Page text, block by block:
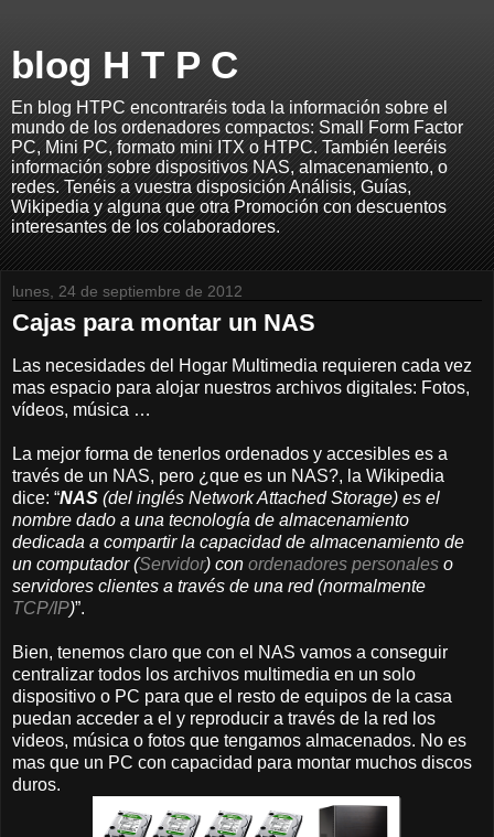
blog H T P C
En blog HTPC encontraréis toda la información sobre el
mundo de los ordenadores compactos: Small Form Factor
PC, Mini PC, formato mini ITX o HTPC. También leeréis
información sobre dispositivos NAS, almacenamiento, o
redes. Tenéis a vuestra disposición Análisis, Guías,
Wikipedia y alguna que otra Promoción con descuentos
interesantes de los colaboradores.
lunes, 24 de septiembre de 2012
Cajas para montar un NAS
Las necesidades del Hogar Multimedia requieren cada vez
mas espacio para alojar nuestros archivos digitales: Fotos,
vídeos, música …
La mejor forma de tenerlos ordenados y accesibles es a
través de un NAS, pero ¿que es un NAS?, la Wikipedia
dice: “NAS (del inglés Network Attached Storage) es el
nombre dado a una tecnología de almacenamiento
dedicada a compartir la capacidad de almacenamiento de
un computador (Servidor) con ordenadores personales o
servidores clientes a través de una red (normalmente
TCP/IP)”.
Bien, tenemos claro que con el NAS vamos a conseguir
centralizar todos los archivos multimedia en un solo
dispositivo o PC para que el resto de equipos de la casa
puedan acceder a el y reproducir a través de la red los
videos, música o fotos que tengamos almacenados. No es
mas que un PC con capacidad para montar muchos discos
duros.